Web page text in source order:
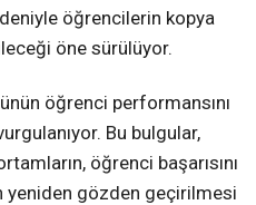
öğrencilerin kopya
öne sürülüyor.
öğrenci performansını
Bu bulgular,
öğrenci başarısını
yeniden gözden geçirilmesi